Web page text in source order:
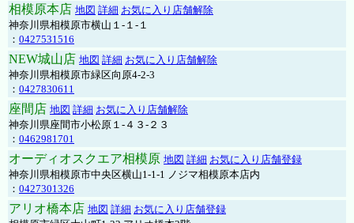
相模原本店 地図 詳細 お気に入り店舗解除
神奈川県相模原市横山１-１-１
： 0427531516
NEW城山店 地図 詳細 お気に入り店舗解除
神奈川県相模原市緑区向原4-2-3
： 0427830611
座間店 地図 詳細 お気に入り店舗解除
神奈川県座間市小松原１-４３-２３
： 0462981701
オーディオスクエア相模原 地図 詳細 お気に入り店舗登録
神奈川県相模原市中央区横山1-1-1 ノジマ相模原本店内
： 0427301326
アリオ橋本店 地図 詳細 お気に入り店舗登録